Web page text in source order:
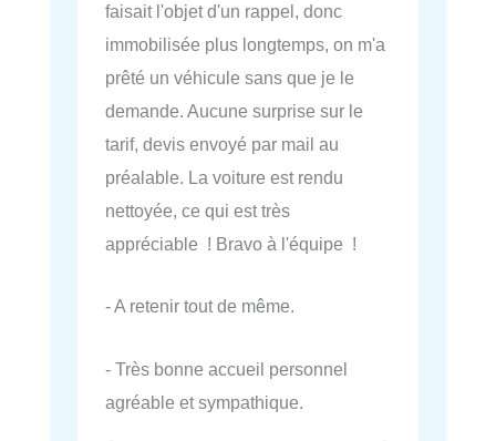
faisait l'objet d'un rappel, donc
immobilisée plus longtemps, on m'a
prêté un véhicule sans que je le
demande. Aucune surprise sur le
tarif, devis envoyé par mail au
préalable. La voiture est rendu
nettoyée, ce qui est très
appréciable ! Bravo à l'équipe !
- A retenir tout de même.
- Très bonne accueil personnel
agréable et sympathique.